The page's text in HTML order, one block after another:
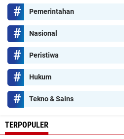
Pemerintahan
Nasional
Peristiwa
Hukum
Tekno & Sains
TERPOPULER